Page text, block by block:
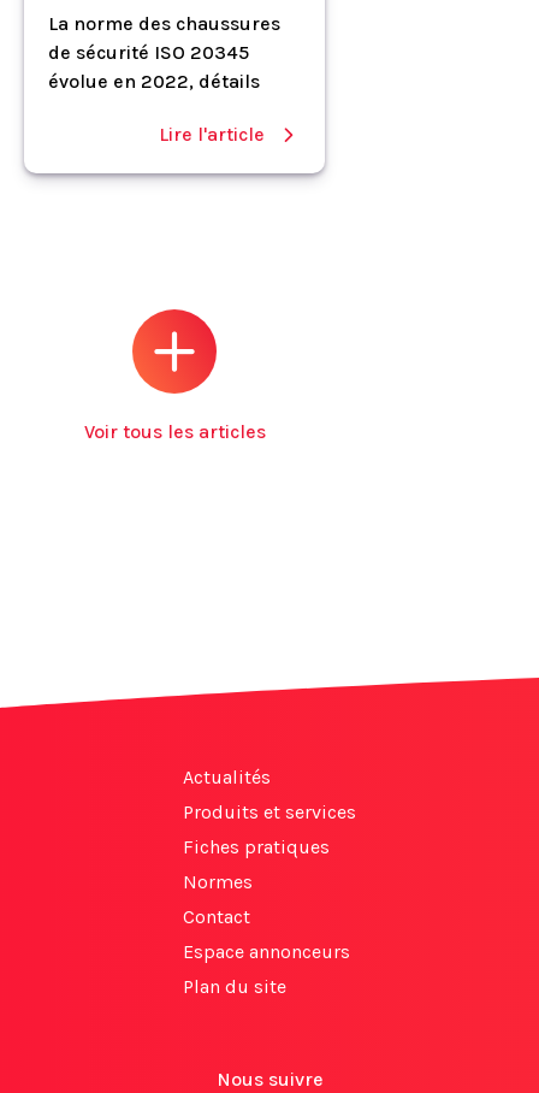
La norme des chaussures
de sécurité ISO 20345
évolue en 2022, détails
Lire l'article
Voir tous les articles
Actualités
Produits et services
Fiches pratiques
Normes
Contact
Espace annonceurs
Plan du site
Nous suivre